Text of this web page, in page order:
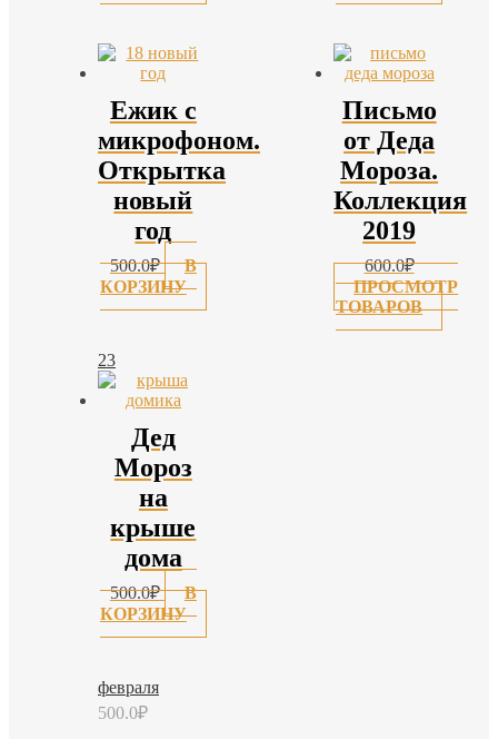
Ежик с
микрофоном.
Открытка
новый
год
500.0₽
В
КОРЗИНУ
Письмо
от Деда
Мороза.
Коллекция
2019
600.0₽
ПРОСМОТР
ТОВАРОВ
Дед
Мороз
на
крыше
дома
500.0₽
В
КОРЗИНУ
23
февраля
500.0₽